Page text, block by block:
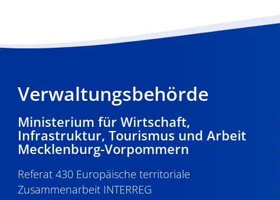
Verwaltungsbehörde
Ministerium für Wirtschaft,
Infrastruktur, Tourismus und Arbeit
Mecklenburg-Vorpommern
Referat 430 Europäische territoriale
Zusammenarbeit INTERREG